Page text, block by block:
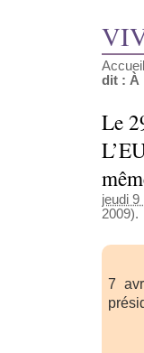
dit : À
Le
jeudi 9
2009).
7